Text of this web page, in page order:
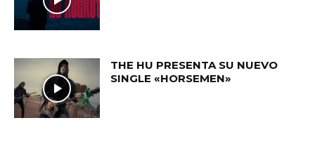
THE HU PRESENTA SU NUEVO
SINGLE «HORSEMEN»